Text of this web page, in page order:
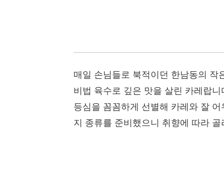
매일 손님들로 북적이던 한남동의 작
비법 육수로 깊은 맛을 살린 카레랍
등심을 꼼꼼하게 선별해 카레와 잘
지 종류를 준비했으니 취향에 따라